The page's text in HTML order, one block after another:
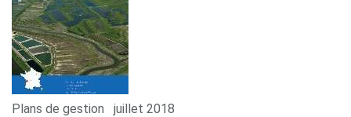
Plans de gestion juillet 2018